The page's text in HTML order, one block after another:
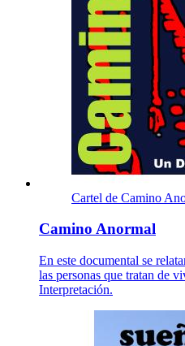
Cartel de Camino
Camino Anormal
En este documental se
las personas que tratan de
Interpretación.